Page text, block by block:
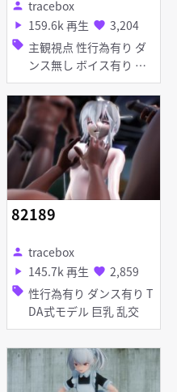
person tracebox
play_arrow 159.6k 再生 favorite 3,204
sell 主観視点 性行為有り ダ
ンス無し ボイス有り 寝
取り・寝取られ(NTR) 淫
乱 巨乳 貧乳 ぷに アナル
責め 顔射 ディープスロ
ート 手コキ フェラ 乱交
82189
person tracebox
play_arrow 145.7k 再生 favorite 2,859
sell 性行為有り ダンス有り T
DA式モデル 巨乳 乱交